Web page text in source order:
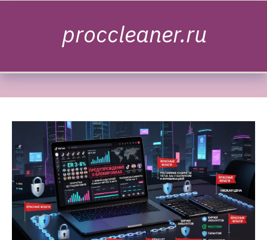
proccleaner.ru